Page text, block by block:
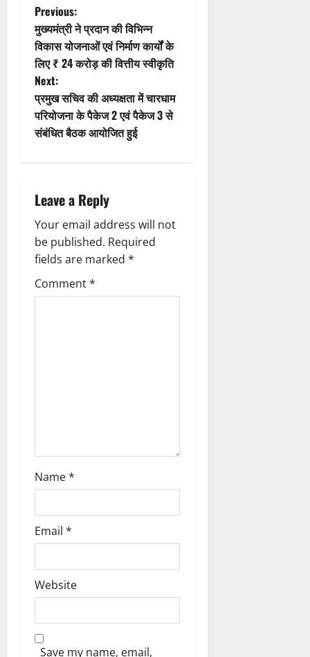
t
i
o
n
P
o
s
t
n
v
i
g
a
t
Previous:
मुख्यमंत्री ने प्रदान की विभिन्न
विकास योजनाओं एवं निर्माण कार्यों के
लिए ₹ 24 करोड़ की वित्तीय स्वीकृति
Next:
प्रमुख सचिव की अध्यक्षता में चारधाम
परियोजना के पैकेज 2 एवं पैकेज 3 से
संबंधित बैठक आयोजित हुई
Leave a Reply
Your email address will not
be published. Required
fields are marked *
Comment*
Name*
Email *
Website
Save my name, email,